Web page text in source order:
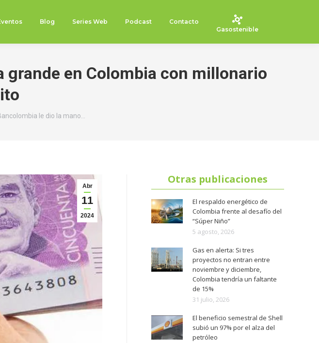
Blog Series Web Podcast
Contacto
Gasostenible
grande en Colombia con millonario
le dio la mano…
Abr
11
2024
Otras publicaciones
El respaldo energético de
Colombia frente al desafío del
“Súper Niño”
5 agosto, 2026
Gas en alerta: Si tres
proyectos no entran entre
noviembre y diciembre,
Colombia tendría un faltante
de 15%
31 julio, 2026
El beneficio semestral de Shell
subió un 97% por el alza del
petróleo